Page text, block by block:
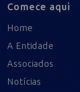
Comece aqui
Home
A Entidade
Associados
Notícias